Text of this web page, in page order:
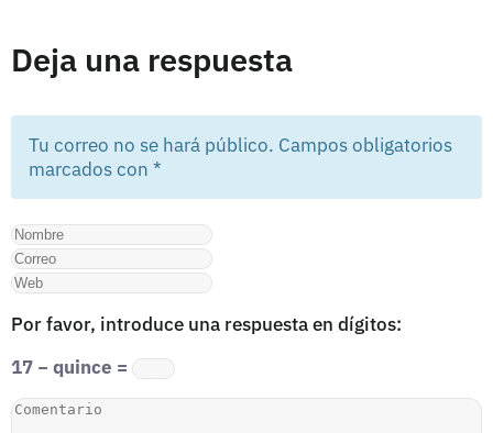
Deja una respuesta
Tu correo no se hará público. Campos obligatorios
marcados con *
Por favor, introduce una respuesta en dígitos:
17 − quince =